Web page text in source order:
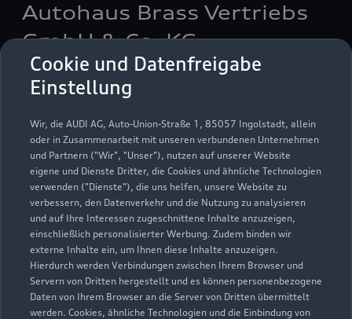
Cookie und Datenfreigabe
Einstellung
Wir, die AUDI AG, Auto-Union-Straße 1, 85057 Ingolstadt, allein
oder in Zusammenarbeit mit unseren verbundenen Unternehmen
und Partnern ("Wir", "Unser"), nutzen auf unserer Website
eigene und Dienste Dritter, die Cookies und ähnliche Technologien
verwenden ("Dienste"), die uns helfen, unsere Website zu
verbessern, den Datenverkehr und die Nutzung zu analysieren
und auf Ihre Interessen zugeschnittene Inhalte anzuzeigen,
einschließlich personalisierter Werbung. Zudem binden wir
externe Inhalte ein, um Ihnen diese Inhalte anzuzeigen.
Hierdurch werden Verbindungen zwischen Ihrem Browser und
Servern von Dritten hergestellt und es können personenbezogene
Daten von Ihrem Browser an die Server von Dritten übermittelt
werden. Cookies, ähnliche Technologien und die Einbindung von
Autohaus Brass Vertriebs
GmbH & Co. KG
Audi Gebrauchtwagen :plus